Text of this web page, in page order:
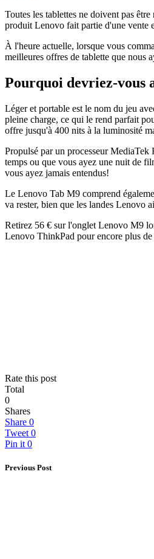
Toutes les tablettes ne doivent pas
produit Lenovo fait partie d'une vente
À l'heure actuelle, lorsque vous
meilleures offres de tablette que nous
Pourquoi devriez-vous
Léger et portable est le nom du jeu
pleine charge, ce qui le rend parfait
offre jusqu'à 400 nits à la luminosité
Propulsé par un processeur
temps ou que vous ayez une nuit de
vous ayez jamais entendus!
Le Lenovo Tab M9 comprend
va rester, bien que les landes Lenovo
Retirez 56 € sur l'onglet Lenovo M9
Lenovo ThinkPad pour encore plus
Rate this post
Total
0
Shares
Share 0
Tweet 0
Pin it 0
Previous Post